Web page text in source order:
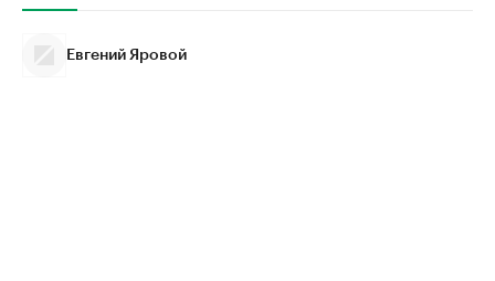
Евгений Яровой